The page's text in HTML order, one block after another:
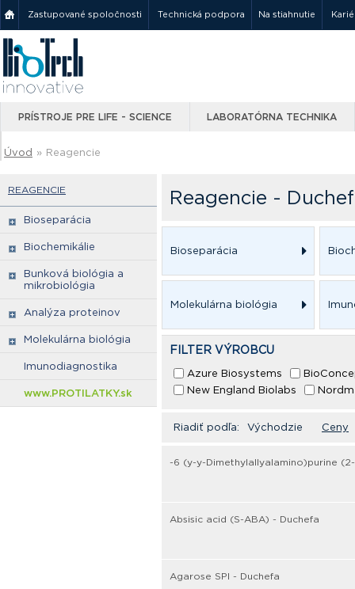
Zastupované spoločnosti Technická podpora Na stiahnutie
PRÍSTROJE PRE LIFE - SCIENCE LABORATÓRNA TECHNIKA
Úvod » Reagencie
REAGENCIE
Bioseparácia
Biochemikálie
Bunková biológia a
mikrobiológia
Analýza proteinov
Molekulárna biológia
Imunodiagnostika
www.PROTILATKY.sk
Reagencie -
Bioseparácia
Molekulárna biológia
FILTER VÝROBCU
Azure Biosystems
New England Biolabs
Riadiť podľa: Východzie Ceny
-6 (y-y-Dimethylallyalamino)purine
Absisic acid (S-ABA) - Duchefa
Agarose SPI - Duchefa